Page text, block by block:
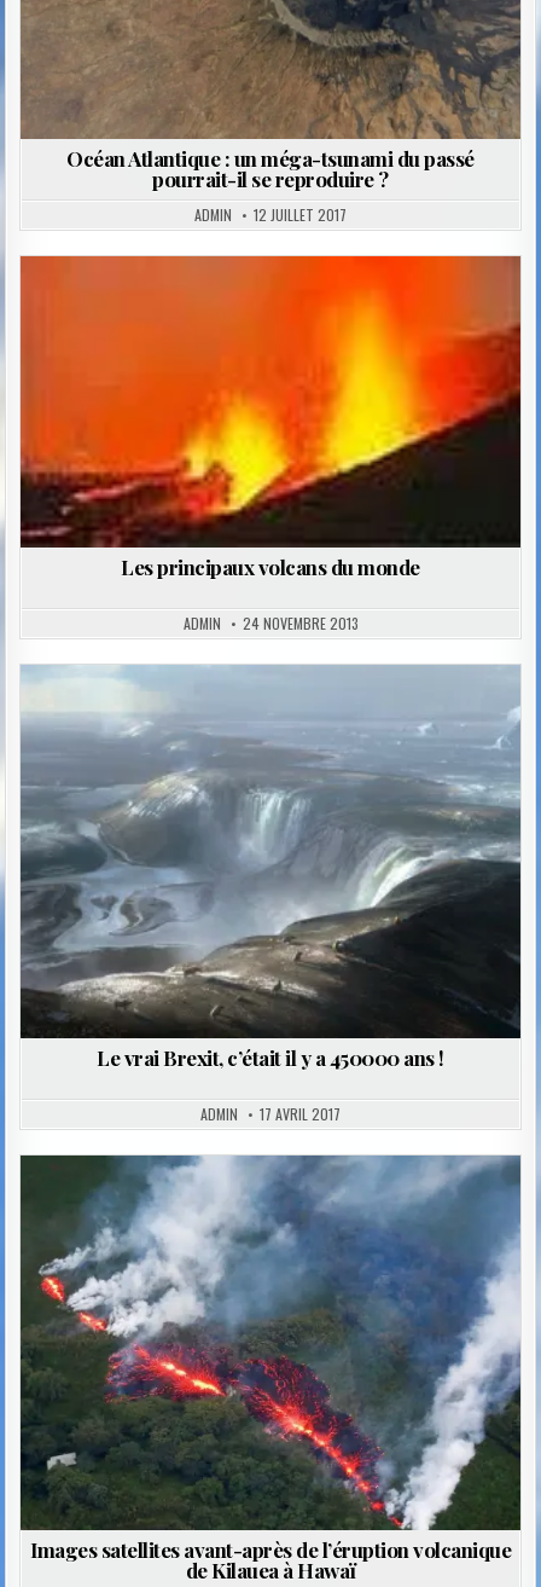
Océan Atlantique : un méga-tsunami du passé
pourrait-il se reproduire ?
ADMIN 12 JUILLET 2017
Les principaux volcans du monde
ADMIN 24 NOVEMBRE 2013
Le vrai Brexit, c’était il y a 450000 ans !
ADMIN 17 AVRIL 2017
Posted
in
Images satellites avant-après de l’éruption volcanique
de Kilauea à Hawaï